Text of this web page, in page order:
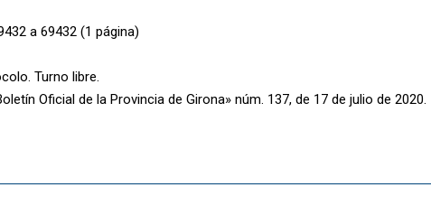
a 69432 (1 página)
Turno libre.
Oficial de la Provincia de Girona» núm. 137, de 17 de julio de 2020.